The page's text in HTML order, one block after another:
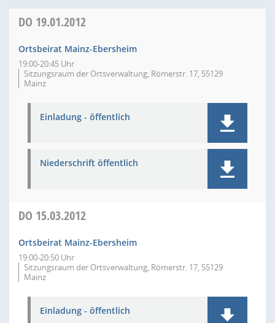
DO 19.01.2012
Ortsbeirat Mainz-Ebersheim
19:00-20:45 Uhr
Sitzungsraum der Ortsverwaltung, Römerstr. 17, 55129
Mainz
Einladung - öffentlich
Niederschrift öffentlich
DO 15.03.2012
Ortsbeirat Mainz-Ebersheim
19:00-20:50 Uhr
Sitzungsraum der Ortsverwaltung, Römerstr. 17, 55129
Mainz
Einladung - öffentlich